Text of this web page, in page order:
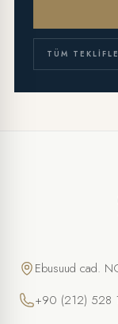
TÜM
Çocuk
TELEFON
Ebusuud cad.
+90 (212) 528